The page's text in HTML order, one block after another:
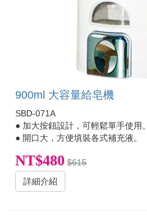
900ml 大容量給皂機
SBD-071A
● 加大按鈕設計，可輕鬆單手使用。
● 開口大，方便填裝各式補充液。
NT$480 $615
詳細介紹